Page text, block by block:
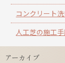
コンクリート
人工芝の施工
アーカイブ